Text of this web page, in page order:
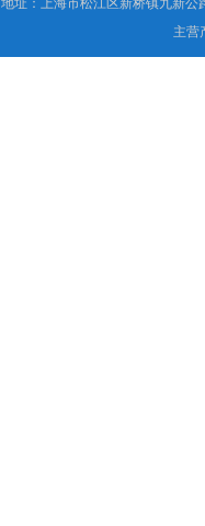
地址：上海市松江区新桥镇九新公
主营